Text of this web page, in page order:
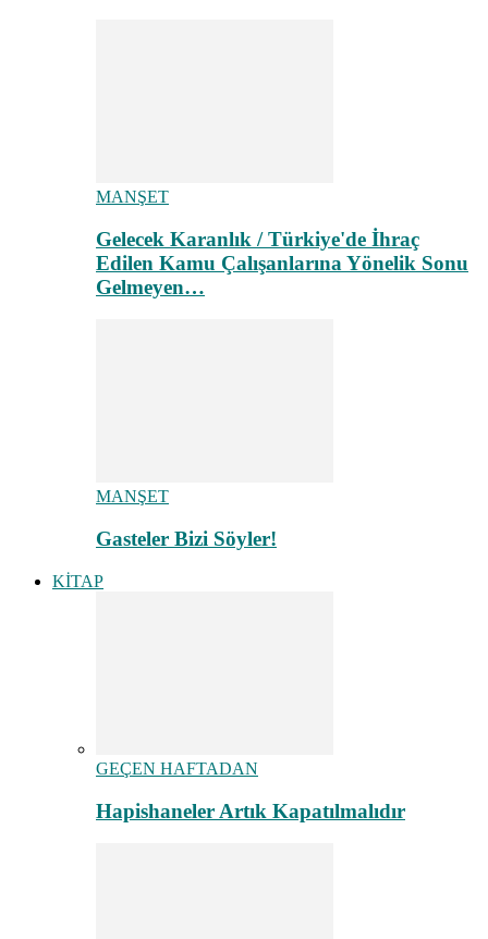
MANŞET
Gelecek Karanlık / Türkiye'de İhraç
Edilen Kamu Çalışanlarına Yönelik Sonu
Gelmeyen…
MANŞET
Gasteler Bizi Söyler!
KİTAP
GEÇEN HAFTADAN
Hapishaneler Artık Kapatılmalıdır